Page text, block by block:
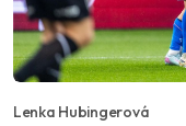
Lenka Hubingerová